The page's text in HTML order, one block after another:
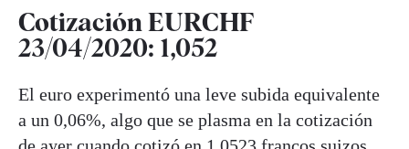
Cotización EURCHF
23/04/2020: 1,052
El euro experimentó una leve subida equivalente
a un 0,06%, algo que se plasma en la cotización